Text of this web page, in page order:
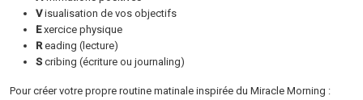
Visualisation de vos objectifs
Exercice physique
Reading (lecture)
S cribing (écriture ou journaling)
Pour créer votre propre routine matinale inspirée du Miracle Morning :